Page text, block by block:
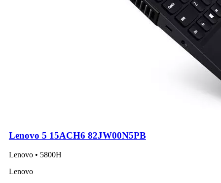
Lenovo 5 15ACH6 82JW00N5PB
Lenovo • 5800H
Lenovo